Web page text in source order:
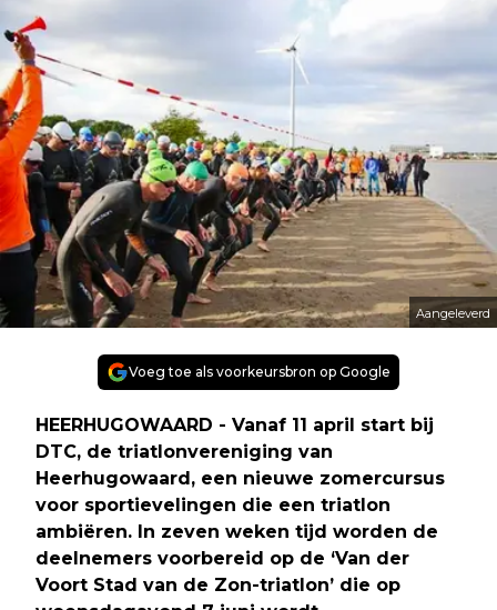
Aangeleverd
Voeg toe als voorkeursbron op Google
HEERHUGOWAARD - Vanaf 11 april start bij
DTC, de triatlonvereniging van
Heerhugowaard, een nieuwe zomercursus
voor sportievelingen die een triatlon
ambiëren. In zeven weken tijd worden de
deelnemers voorbereid op de ‘Van der
Voort Stad van de Zon-triatlon’ die op